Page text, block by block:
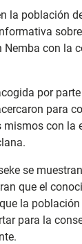
la población
Nemba con la
por
para
mismos con la
se
que el
la
para la